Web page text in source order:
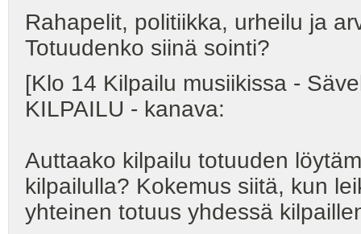
Rahapelit, politiikka, urheilu ja
Totuudenko siinä sointi?
[Klo 14 Kilpailu musiikissa -
KILPAILU - kanava:
Auttaako kilpailu totuuden
kilpailulla? Kokemus siitä, kun
yhteinen totuus yhdessä